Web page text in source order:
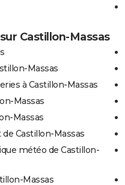
Castillon-Massas
Massas
à Castillon-Massas
Massas
Massas
Castillon-Massas
météo de Castillon-
Massas